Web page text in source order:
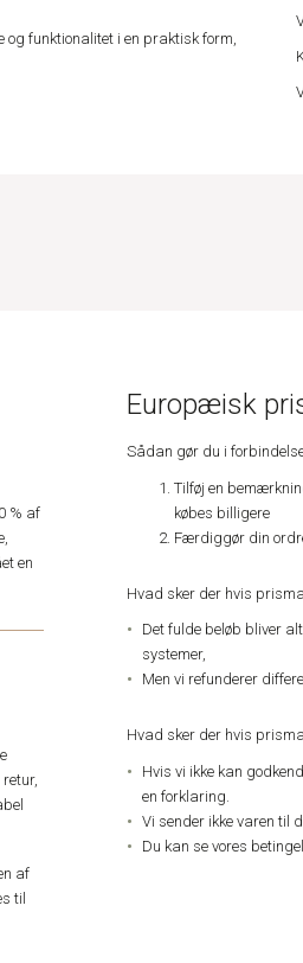
og funktionalitet i en praktisk form,
% af
en
af
til
Europæisk
Sådan gør du i
Tilføj en
købes billigere
Færdiggør din
Hvad sker der hvis
Det fulde beløb bliver
systemer,
Men vi refunderer
Hvad sker der hvis
Hvis vi ikke kan
en forklaring.
Vi sender ikke varen til
Du kan se vores